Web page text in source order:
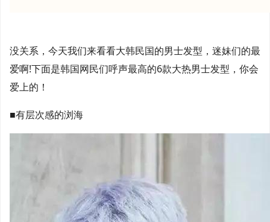
没关系，今天我们来看看大韩民国的男士发型，迷妹们的最
爱啊!下面是韩国网民们呼声最高的6款大热男士发型，你会
爱上的！
■有层次感的浏海